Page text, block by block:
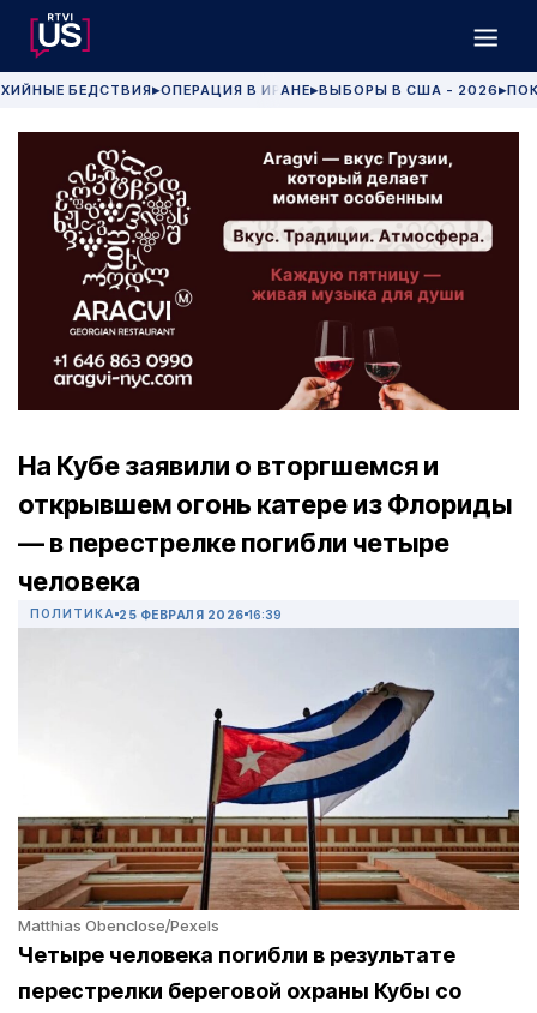
БЕДСТВИЯ▶ОПЕРАЦИЯ В ИРАНЕ▶ВЫБОРЫ В США - 2026 ▶
На Кубе заявили о вторгшемся и
открывшем огонь катере из Флориды
— в перестрелке погибли четыре
человека
ПОЛИТИКА 25 ФЕВРАЛЯ 2026 16:39
Matthias Obenclose/Pexels
Четыре человека погибли в результате
перестрелки береговой охраны Кубы со